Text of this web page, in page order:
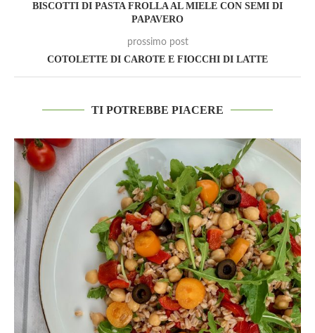
BISCOTTI DI PASTA FROLLA AL MIELE CON SEMI DI
PAPAVERO
prossimo post
COTOLETTE DI CAROTE E FIOCCHI DI LATTE
TI POTREBBE PIACERE